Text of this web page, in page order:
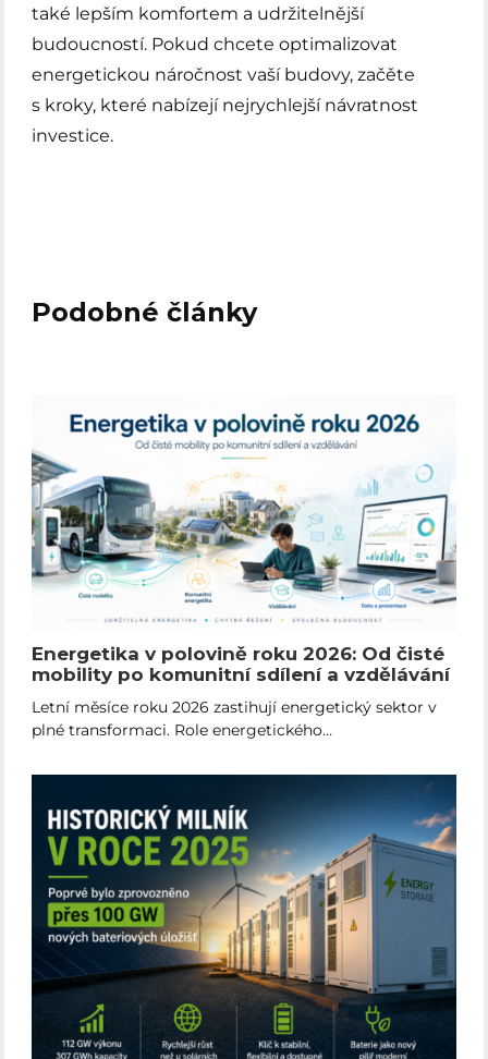
také lepším komfortem a udržitelnější
budoucností. Pokud chcete optimalizovat
energetickou náročnost vaší budovy, začěte
s kroky, které nabízejí nejrychlejší návratnost
investice.
Podobné články
Energetika v polovině roku 2026: Od čisté
mobility po komunitní sdílení a vzdělávání
Letní měsíce roku 2026 zastihují energetický sektor v
plné transformaci. Role energetického…